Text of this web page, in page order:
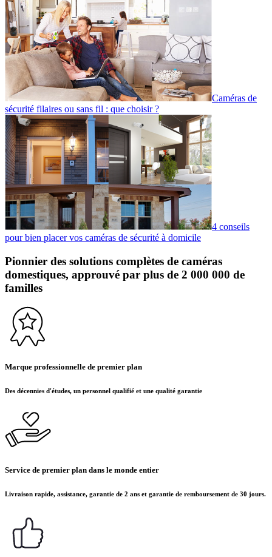
Caméras de
sécurité filaires ou sans fil : que choisir ?
4 conseils
pour bien placer vos caméras de sécurité à domicile
Pionnier des solutions complètes de caméras
domestiques, approuvé par plus de 2 000 000 de
familles
Marque professionnelle de premier plan
Des décennies d'études, un personnel qualifié et une qualité garantie
Service de premier plan dans le monde entier
Livraison rapide, assistance, garantie de 2 ans et garantie de remboursement de 30 jours.